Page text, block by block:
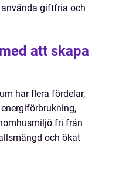
giftfria och
att skapa
har flera fördelar,
fri från
och ökat